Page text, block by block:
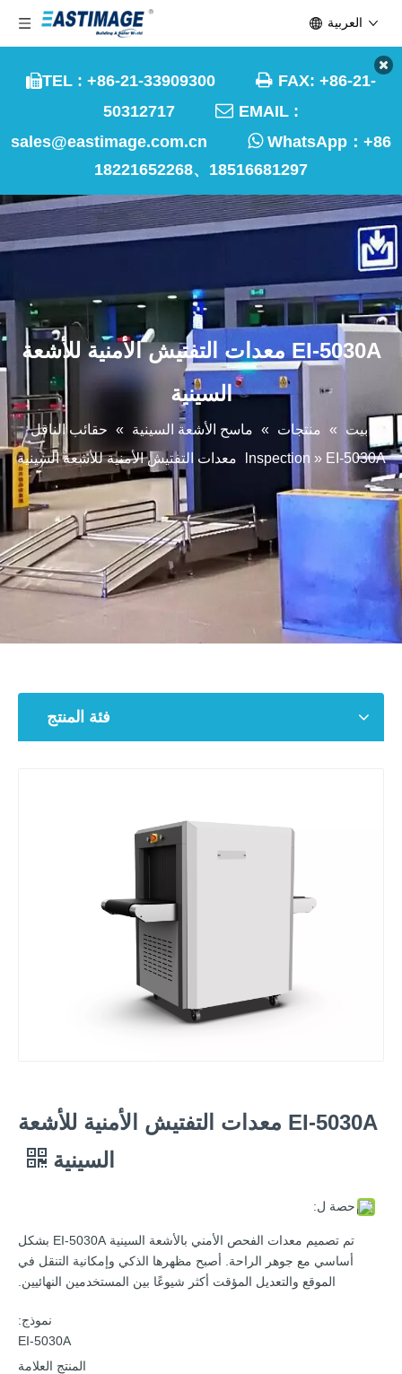
TEL : +86-21-33909300  FAX: +86-21-
50312717  EMAIL :
sales@eastimage.com.cn
WhatsApp： +86
18221652268、18516681297
العربية
EI-5030A معدات التفتيش الأمنية للأشعة
السينية
بيت » منتجات » ماسح الأشعة السينية » حقائب الناقل
lnspection » EI-5030A معدات التفتيش الأمنية للأشعة السينية
فئة المنتج
EI-5030A معدات التفتيش الأمنية للأشعة
السينية
حصة ل:
تم تصميم معدات الفحص الأمني ​​بالأشعة السينية EI-5030A بشكل
أساسي مع جوهر الراحة. أصبح مظهرها الذكي وإمكانية التنقل في
الموقع والتعديل المؤقت أكثر شيوعًا بين المستخدمين النهائيين.
نموذج:
EI-5030A
المنتج العلامة